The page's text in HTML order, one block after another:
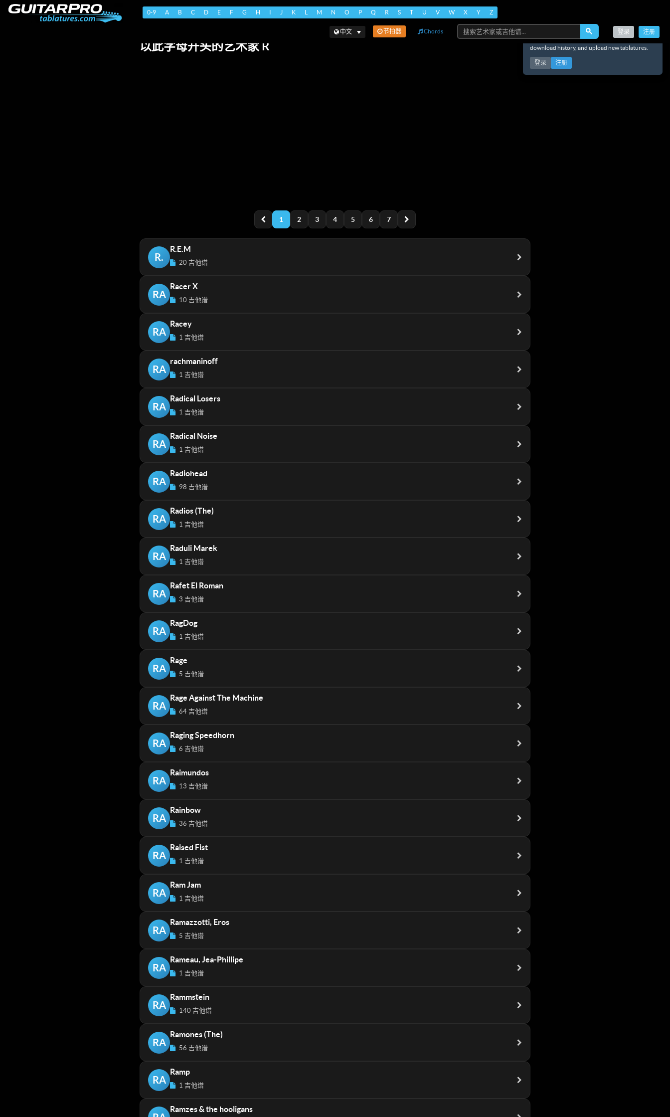
×
Create an account to save favorites, track your
download history, and upload new tablatures.
登录 注册
0-9 A B C D E F G H I J K L M N O P Q R S T U V W X Y Z
中文 节拍器 Chords 搜索艺术家或吉他谱... Search for artists
登录 注册
以此字母开头的艺术家 R
1 2 3 4 5 6 7
R.
R.E.M
20 吉他谱
RA
Racer X
10 吉他谱
RA
Racey
1 吉他谱
RA
rachmaninoff
1 吉他谱
RA
Radical Losers
1 吉他谱
RA
Radical Noise
1 吉他谱
RA
Radiohead
98 吉他谱
RA
Radios (The)
1 吉他谱
RA
Raduli Marek
1 吉他谱
RA
Rafet El Roman
3 吉他谱
RA
RagDog
1 吉他谱
RA
Rage
5 吉他谱
RA
Rage Against The Machine
64 吉他谱
RA
Raging Speedhorn
6 吉他谱
RA
Raimundos
13 吉他谱
RA
Rainbow
36 吉他谱
RA
Raised Fist
1 吉他谱
RA
Ram Jam
1 吉他谱
RA
Ramazzotti, Eros
5 吉他谱
RA
Rameau, Jea-Phillipe
1 吉他谱
RA
Rammstein
140 吉他谱
RA
Ramones (The)
56 吉他谱
RA
Ramp
1 吉他谱
Ramzes & the hooligans